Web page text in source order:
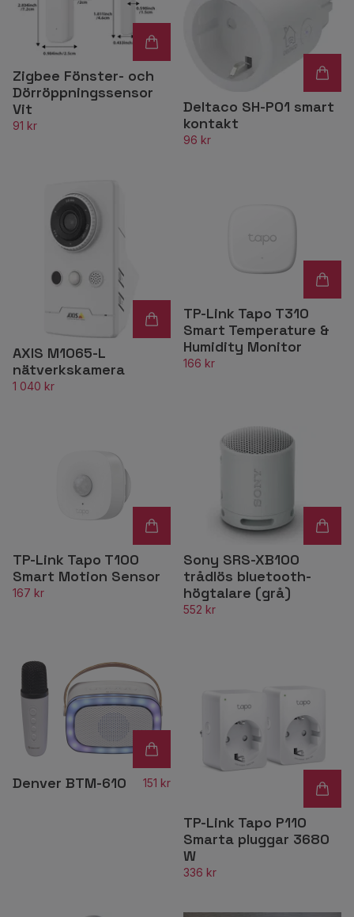
Zigbee Fönster- och
Dörröppningssensor
Vit
91 kr
Deltaco SH-P01 smart
kontakt
96 kr
AXIS M1065-L
nätverkskamera
1 040 kr
TP-Link Tapo T310
Smart Temperature &
Humidity Monitor
166 kr
TP-Link Tapo T100
Smart Motion Sensor
167 kr
Sony SRS-XB100
trådlös bluetooth-
högtalare (grå)
552 kr
Denver BTM-610 151 kr
TP-Link Tapo P110
Smarta pluggar 3680
W
336 kr